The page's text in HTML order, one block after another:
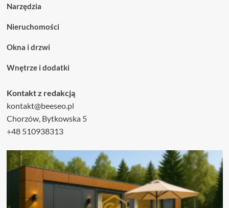
Narzędzia
Nieruchomości
Okna i drzwi
Wnętrze i dodatki
Kontakt z redakcją
kontakt@beeseo.pl
Chorzów, Bytkowska 5
+48 510938313